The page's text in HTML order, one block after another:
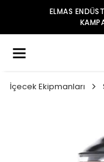
ILE SEÇILI
SENI BEKLIYOR !
İçecek Ekipmanları